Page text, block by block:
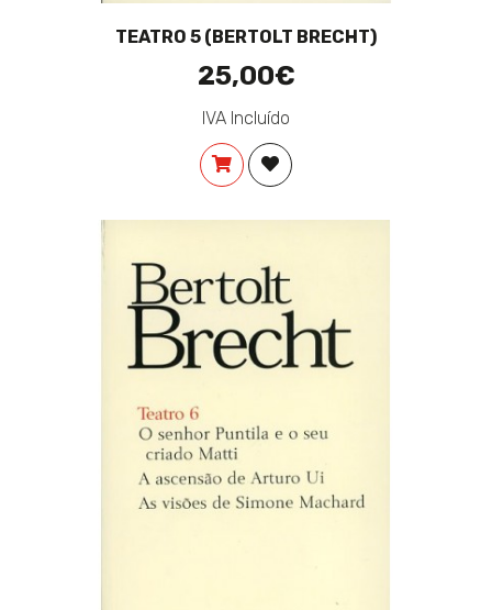
TEATRO 5 (BERTOLT BRECHT)
25,00€
IVA Incluído
COMPRARADICIONAR À LISTA DE